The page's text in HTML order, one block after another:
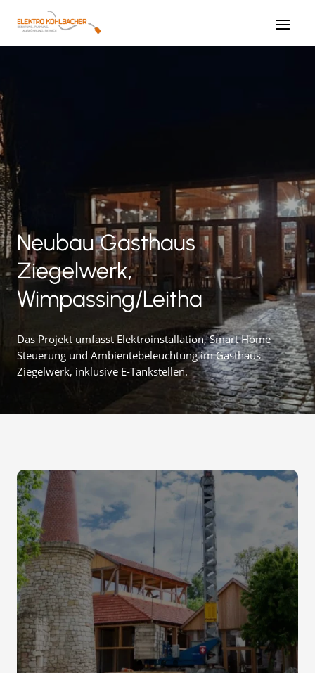
Neubau Gasthaus
Ziegelwerk,
Wimpassing/Leitha
Das Projekt umfasst Elektroinstallation, Smart Home
Steuerung und Ambientebeleuchtung im Gasthaus
Ziegelwerk, inklusive E-Tankstellen.